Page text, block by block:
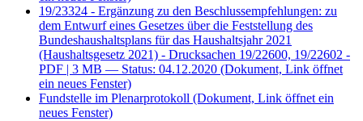
19/23324 - Ergänzung zu den Beschlussempfehlungen: zu
dem Entwurf eines Gesetzes über die Feststellung des
Bundeshaushaltsplans für das Haushaltsjahr 2021
(Haushaltsgesetz 2021) - Drucksachen 19/22600, 19/22602 -
PDF | 3 MB — Status: 04.12.2020 (Dokument, Link öffnet
ein neues Fenster)
Fundstelle im Plenarprotokoll (Dokument, Link öffnet ein
neues Fenster)